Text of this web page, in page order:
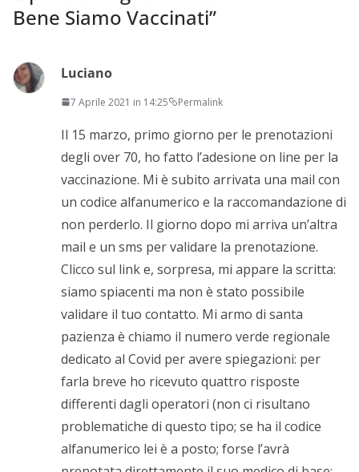
Bene Siamo Vaccinati”
Luciano
7 Aprile 2021 in 14:25 Permalink
Il 15 marzo, primo giorno per le prenotazioni
degli over 70, ho fatto l’adesione on line per la
vaccinazione. Mi è subito arrivata una mail con
un codice alfanumerico e la raccomandazione di
non perderlo. Il giorno dopo mi arriva un’altra
mail e un sms per validare la prenotazione.
Clicco sul link e, sorpresa, mi appare la scritta:
siamo spiacenti ma non è stato possibile
validare il tuo contatto. Mi armo di santa
pazienza è chiamo il numero verde regionale
dedicato al Covid per avere spiegazioni: per
farla breve ho ricevuto quattro risposte
differenti dagli operatori (non ci risultano
problematiche di questo tipo; se ha il codice
alfanumerico lei è a posto; forse l’avrà